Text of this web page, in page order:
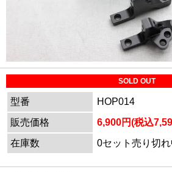
SOLD OUT
型番
HOP014
販売価格
6,900円(税込
在庫数
0セット売り切れ